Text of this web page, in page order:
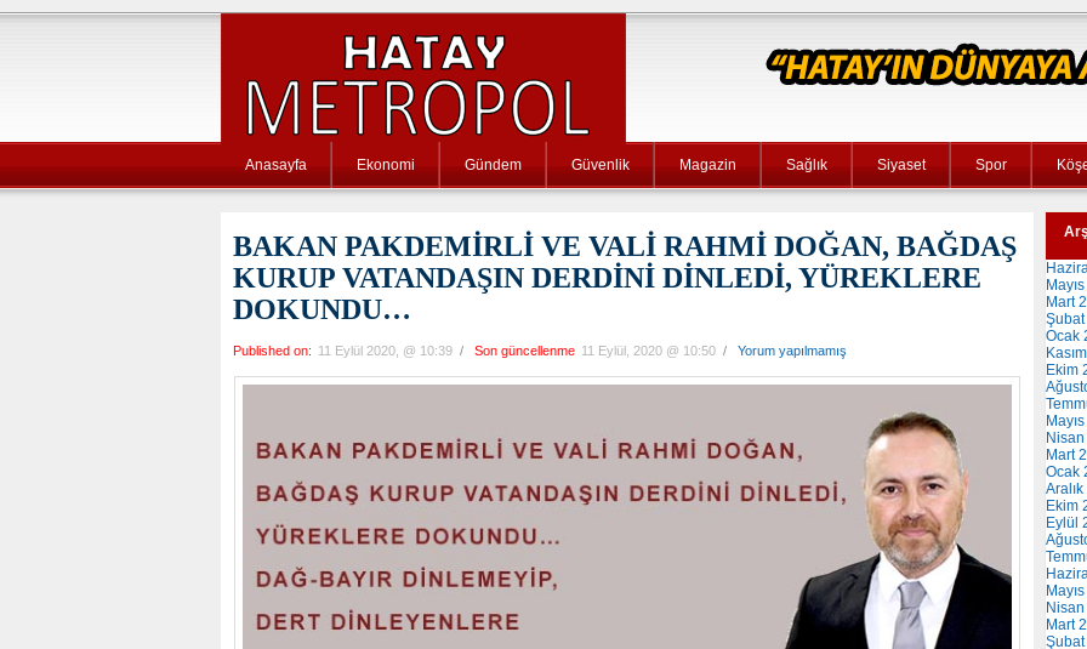
Anasayfa Ekonomi Gündem Güvenlik Magazin Sağlık Siyaset Spor
BAKAN PAKDEMİRLİ VE VALİ RAHMİ DOĞAN, BAĞDAŞ
KURUP VATANDAŞIN DERDİNİ DİNLEDİ, YÜREKLERE
DOKUNDU…
Published on: 11 Eylül 2020, @ 10:39 / Son güncellenme 11 Eylül, 2020 @ 10:50 / Yorum yapılmamış
Mart
Ocak
Ekim
Mart
Ocak
Ekim
Eylül
Mart